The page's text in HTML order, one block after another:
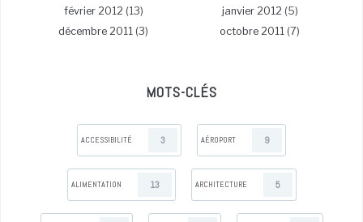
février 2012 (13) janvier 2012 (5)
décembre 2011 (3) octobre 2011 (7)
MOTS-CLÉS
ACCESSIBILITÉ 3 AÉROPORT 9
ALIMENTATION 13 ARCHITECTURE 5